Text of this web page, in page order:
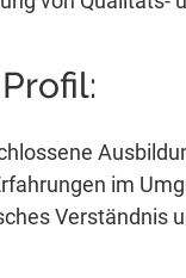
im
Verständnis